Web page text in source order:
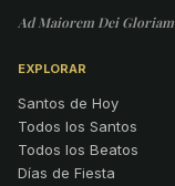
Ad Maiorem Dei Gloriam
EXPLORAR
Santos de Hoy
Todos los Santos
Todos los Beatos
Días de Fiesta